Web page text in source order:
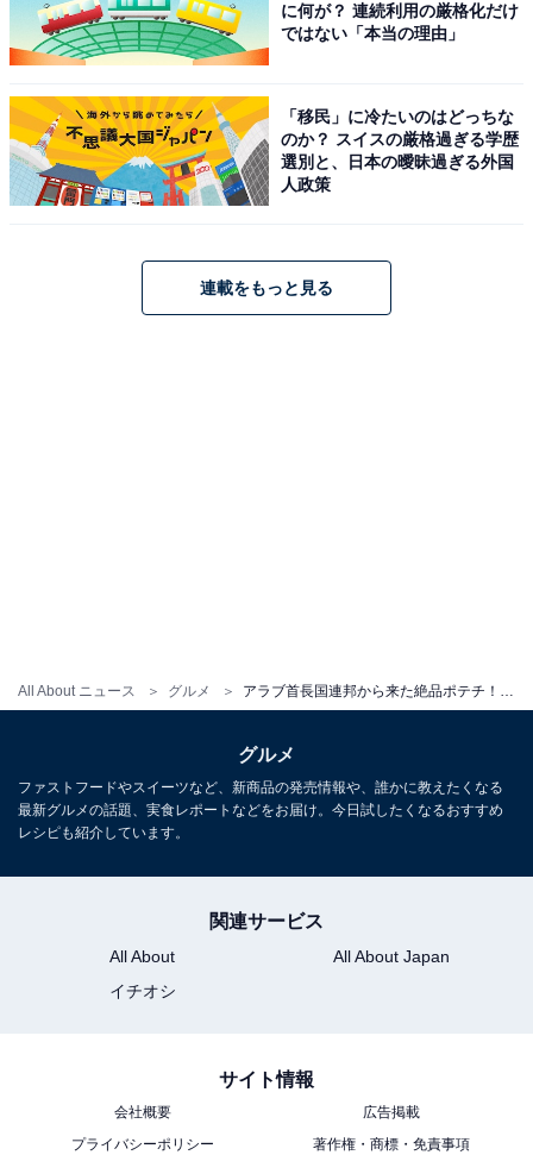
All About ニュース グルメ
ぷっくりと膨らんでいるものが多く、エアリー感があり
に何が？ 連続利用の厳格化だけ
ではない「本当の理由」
「移民」に冷たいのはどっちな
のか？ スイスの厳格過ぎる学歴
選別と、日本の曖昧過ぎる外国
人政策
連載をもっと見る
グルメ
ファストフードやスイーツなど、新商品の発売情報や、誰かに教えたくなる
最新グルメの話題、実食レポートなどをお届け。今日試したくなるおすすめ
レシピも紹介しています。
関連サービス
All About
All About Japan
イチオシ
サイト情報
会社概要
広告掲載
プライバシーポリシー
著作権・商標・免責事項